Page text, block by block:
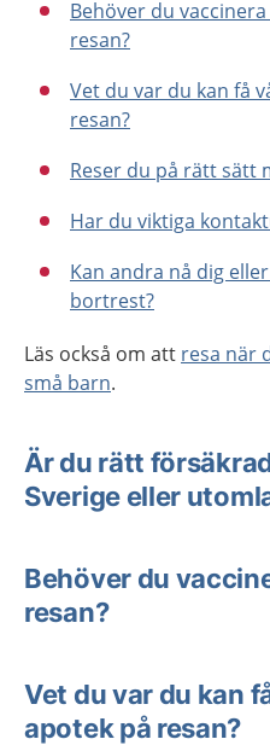
Behöver du
resan?
Vet du var du kan få
resan?
Reser du på rätt sätt
Har du viktiga
Kan andra nå dig
bortrest?
Läs också om att resa när
små barn.
Är du rätt
Sverige eller
Behöver du
resan?
Vet du var du kan
apotek på resan?